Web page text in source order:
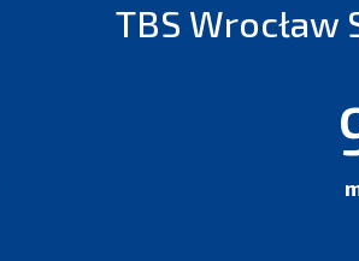
TBS Wrocław